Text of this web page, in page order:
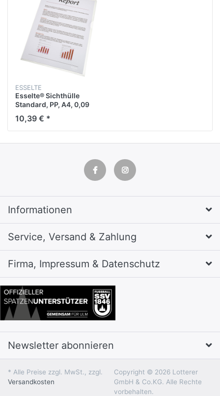
ESSELTE
Esselte® Sichthülle
Standard, PP, A4, 0,09
mm, genarbt (100 Stück)
10,39 € *
Informationen
Service, Versand & Zahlung
Firma, Impressum & Datenschutz
Newsletter abonnieren
* Alle Preise zzgl. MwSt., zzgl.
Versandkosten
Copyright © 2026 Lotterer
GmbH & Co.KG. Alle Rechte
vorbehalten.